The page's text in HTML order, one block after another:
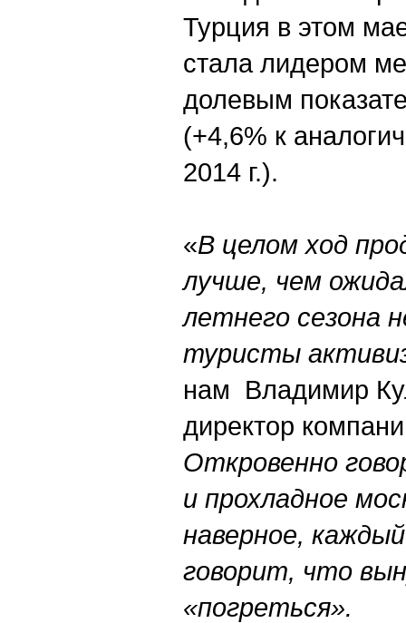
Турция в этом
стала лидером
долевым
(+4,6% к
2014 г.).
«В целом ход
лучше, чем
летнего сезона
туристы
нам Владимир
директор
Откровенно
и прохладное
наверное,
говорит, что
«погреться».